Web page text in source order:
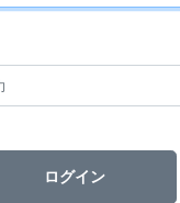
ログイン